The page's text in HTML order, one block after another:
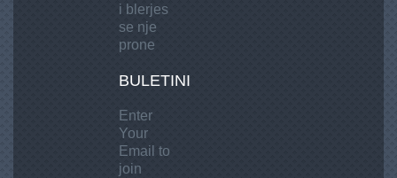
i blerjes
se nje
prone
BULETINI
Enter
Your
Email to
join